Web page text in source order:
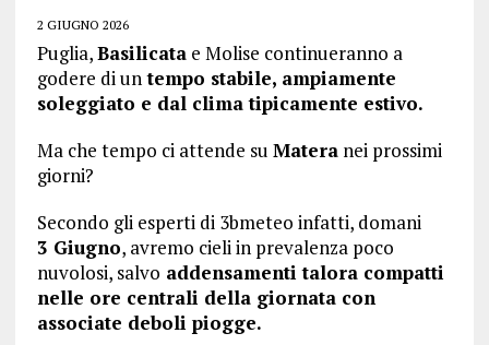
2 GIUGNO 2026
Puglia,Basilicatae Molise continueranno a
godere di untempo stabile, ampiamente
soleggiato e dal clima tipicamente estivo.
Ma che tempo ci attende su Materanei prossimi
giorni?
Secondo gli esperti di 3bmeteo infatti, domani
3 Giugno, avremo cieli in prevalenza poco
nuvolosi, salvo addensamenti talora compatti
nelle ore centrali della giornata con
associate deboli piogge.